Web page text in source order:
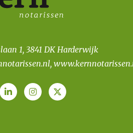
1, 3841 DK Harderwijk
,